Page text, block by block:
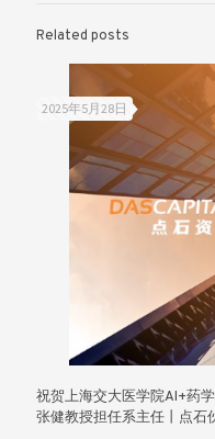
Related posts
2025年5月28日
祝贺上海交大医学院AI+药
张健教授担任系主任丨点石